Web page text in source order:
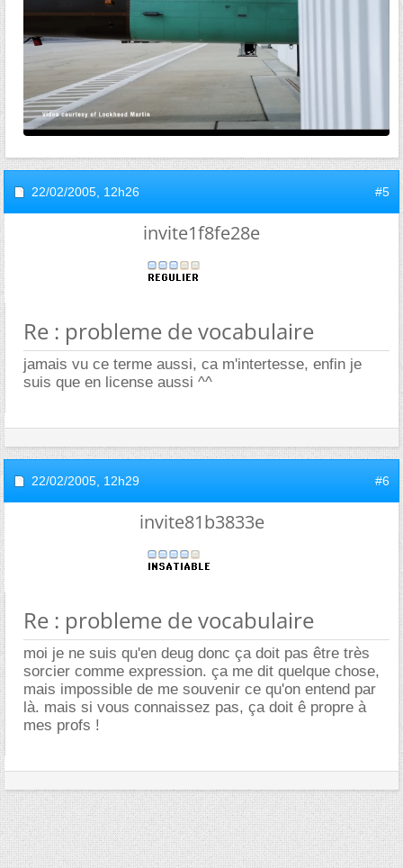
22/02/2005, 12h26 #5
invite1f8fe28e
Re : probleme de vocabulaire
jamais vu ce terme aussi, ca m'intertesse, enfin je
suis que en license aussi ^^
22/02/2005, 12h29 #6
invite81b3833e
Re : probleme de vocabulaire
moi je ne suis qu'en deug donc ça doit pas être très
sorcier comme expression. ça me dit quelque chose,
mais impossible de me souvenir ce qu'on entend par
là. mais si vous connaissez pas, ça doit ê propre à
mes profs !